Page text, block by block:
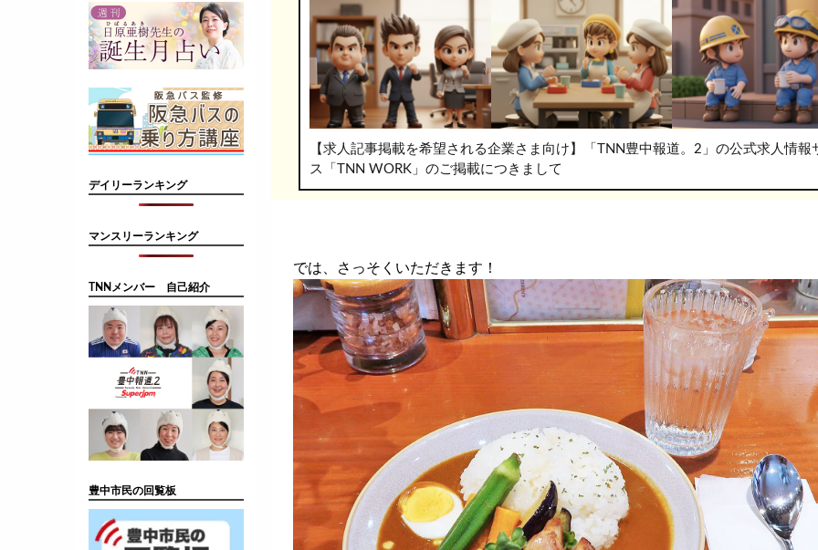
【求人記事掲載を希望される企業さま向け】「TNN豊中報道。2」の公式求人情報
ス「TNN WORK」のご掲載につきまして
では、さっそくいただきます！
デイリーランキング
マンスリーランキング
TNNメンバー 自己紹介
豊中市民の回覧板